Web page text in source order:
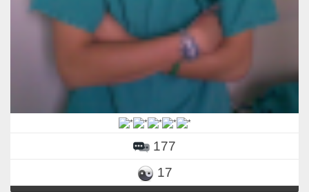
177
17